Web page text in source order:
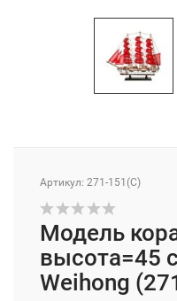
Артикул: 271-151(C)
Модель
высота=45
Weihong